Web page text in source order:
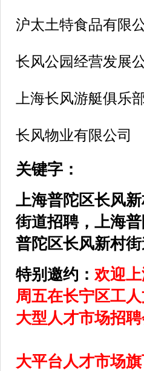
沪太土特食品有限
长风公园经营发展
上海长风游艇俱乐
长风物业有限公司
关键字：
上海普陀区长风
街道招聘，上海
普陀区长风新村
特别邀约： 欢迎
周五在长宁区工
大型人才市场招聘
大平台人才市场